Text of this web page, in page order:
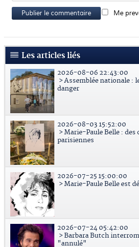
Publier le commentaire Me
Les articles liés
2026-08-06 22:43:00
> Assemblée nationale :
danger
2026-08-03 15:52:00
> Marie-Paule Belle : des
parisiennes
2026-07-25 15:00:00
> Marie-Paule Belle est
2026-07-24 05:42:00
> Barbara Butch
"annulé"